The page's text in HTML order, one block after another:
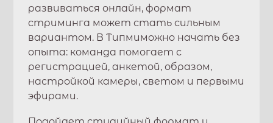
развиваться онлайн, формат
стриминга может стать сильным
вариантом. ВТипмиможно начать без
опыта: команда помогает с
регистрацией, анкетой, образом,
настройкой камеры, светом и первыми
эфирами.